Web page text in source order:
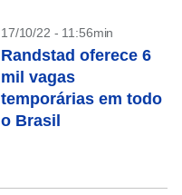
17/10/22 - 11:56min
Randstad oferece 6
mil vagas
temporárias em todo
o Brasil